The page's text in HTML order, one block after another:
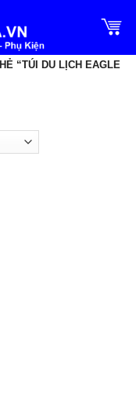
“TÚI DU LỊCH EAGLE